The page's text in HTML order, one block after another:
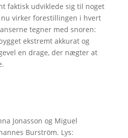
faktisk udviklede sig til noget
virker forestillingen i hvert
tegner med snoren:
ekstremt akkurat og
en drage, der nægter at
Jonasson og Miguel
Burström. Lys: